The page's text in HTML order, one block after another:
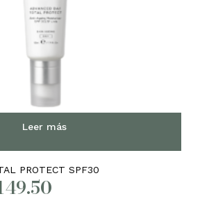
Leer más
PROTECT SPF30
El
precio